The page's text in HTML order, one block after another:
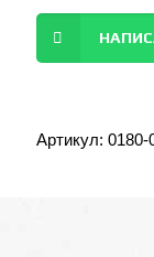
Артикул: 0180-